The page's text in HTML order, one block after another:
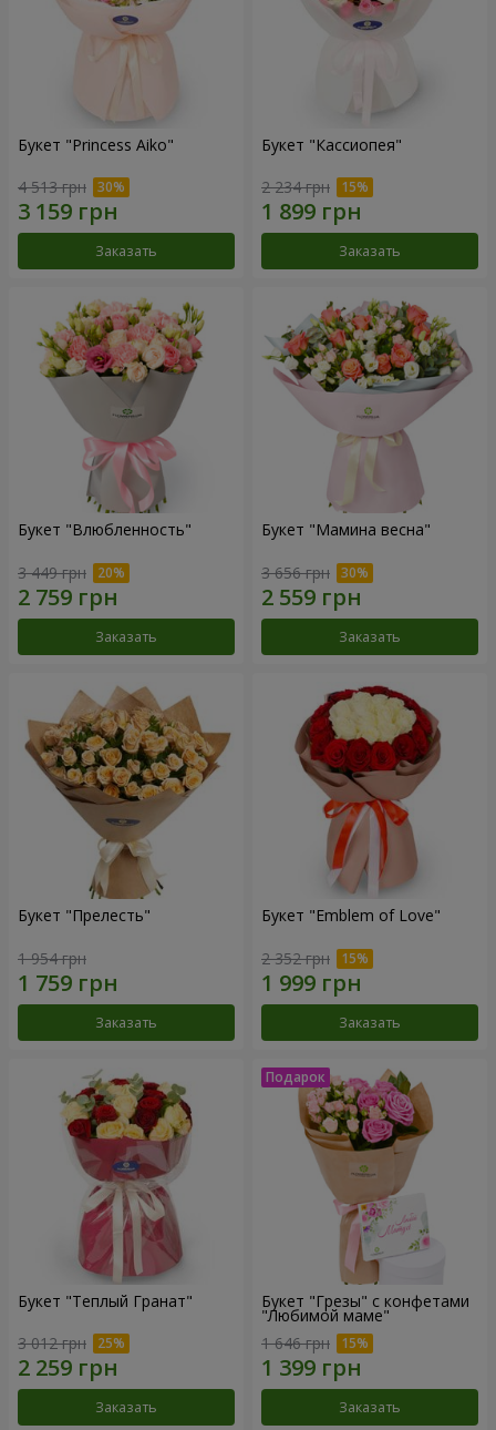
Букет "Princess Aiko"
4 513 грн
Заказать
Букет "Кассиопея"
2 234 грн
Заказать
Букет "Влюбленность"
3 449 грн
Заказать
Букет "Мамина весна"
3 656 грн
Заказать
Букет "Прелесть"
1 954 грн
Заказать
Букет "Emblem of Love"
2 352 грн
Заказать
Букет "Теплый Гранат"
3 012 грн
Заказать
Букет "Грезы" с конфетами
"Любимой маме"
1 646 грн
Заказать